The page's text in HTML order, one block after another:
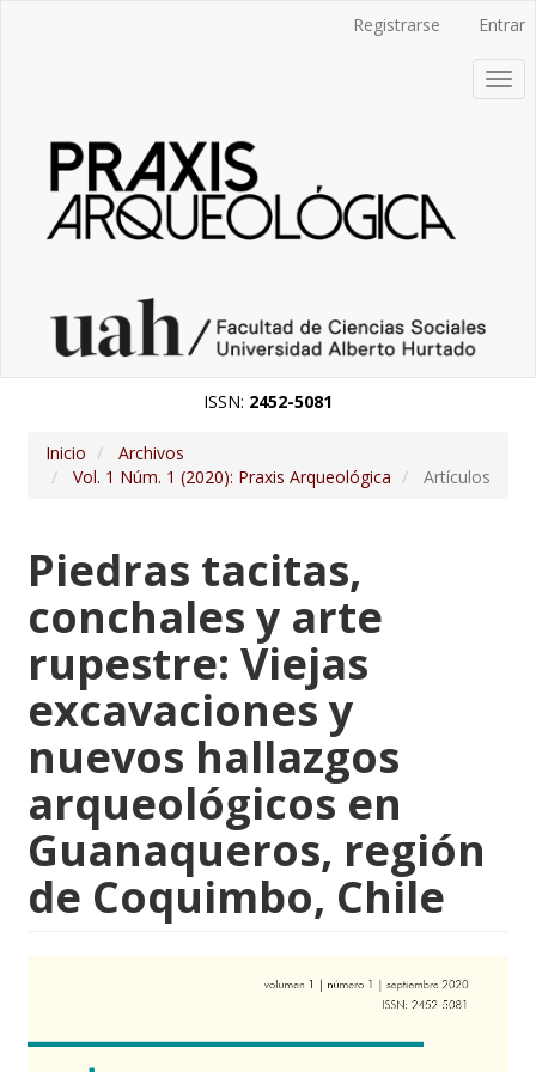
##plugins.themes.bootstrap3.accessible_menu.sidebar##
Registrarse Entrar
ISSN: 2452-5081
Inicio
Archivos
Vol. 1 Núm. 1 (2020): Praxis Arqueológica
Artículos
Piedras tacitas,
conchales y arte
rupestre: Viejas
excavaciones y
nuevos hallazgos
arqueológicos en
Guanaqueros, región
de Coquimbo, Chile